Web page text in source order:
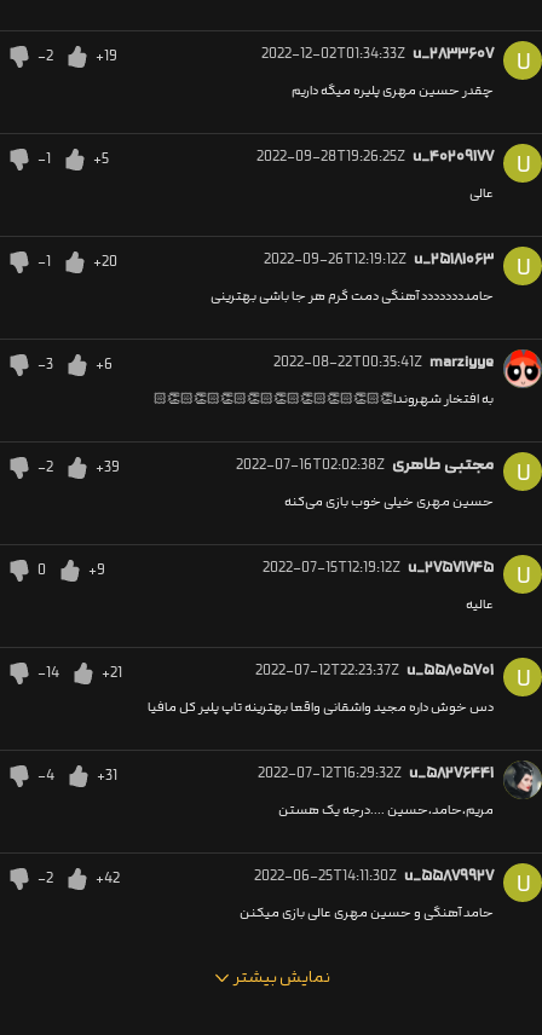
U u_۲۸۳۳۶۰۷ 2022-12-02T01:34:33Z
+19
-2
چقدر حسین مهری پلیره میگه داریم
U u_۴۰۲۰۹۱۷۷ 2022-09-28T19:26:25Z
+5
-1
عالی
U u_۲۵۱۸۱۰۶۳ 2022-09-26T12:19:12Z
+20
-1
حامدددددددد آهنگی دمت گرم هر جا باشی بهترینی
marziyye
2022-08-22T00:35:41Z
+6
-3
به افتخار شهروندا👏🏻👏🏻👏🏻👏🏻👏🏻👏🏻👏🏻👏🏻👏🏻
U مجتبی طاهری 2022-07-16T02:02:38Z
+39
-2
حسین مهری خیلی خوب بازی می‌کنه
U u_۲۷۵۷۱۷۴۵ 2022-07-15T12:19:12Z
+9
0
عالیه
U u_۵۵۸۰۵۷۰۱ 2022-07-12T22:23:37Z
+21
-14
دس خوش داره مجید واشقانی واقعا بهترینه تاپ پلیر کل مافیا
u_۵۸۲۷۶۴۴۱ 2022-07-12T16:29:32Z
+31
-4
مریم،حامد،حسین ....درجه یک هستن
U u_۵۵۸۷۹۹۲۷ 2022-06-25T14:11:30Z
+42
-2
حامد آهنگی و حسین مهری عالی بازی میکنن
نمایش بیشتر